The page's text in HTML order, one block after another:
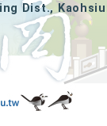
Dist.,